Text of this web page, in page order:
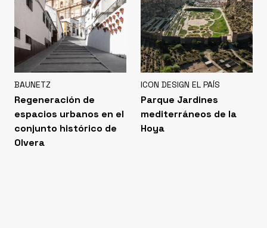
BAUNETZ
Regeneración de
espacios urbanos en el
conjunto histórico de
Olvera
ICON DESIGN EL PAÍS
Parque Jardines
mediterráneos de la
Hoya